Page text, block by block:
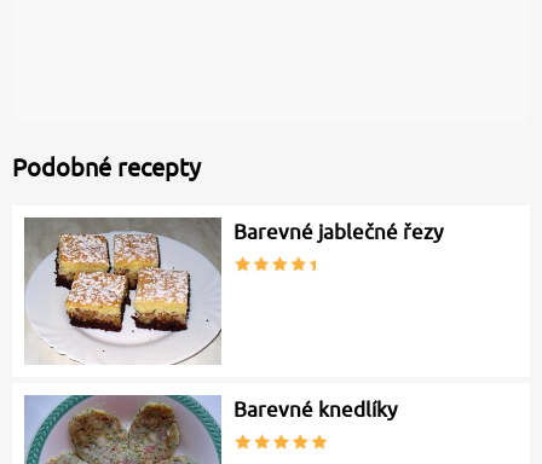
Podobné recepty
Barevné jablečné řezy
Barevné knedlíky